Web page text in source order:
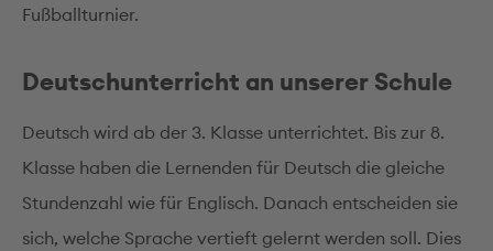
Fußballturnier.
Deutschunterricht an unserer Schule
Deutsch wird ab der 3. Klasse unterrichtet. Bis zur 8.
Klasse haben die Lernenden für Deutsch die gleiche
Stundenzahl wie für Englisch. Danach entscheiden sie
sich, welche Sprache vertieft gelernt werden soll. Dies